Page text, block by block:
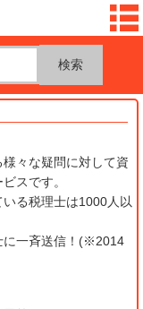
々な疑問に対して資
スです。
る税理士は1000人以
に一斉送信！(※2014